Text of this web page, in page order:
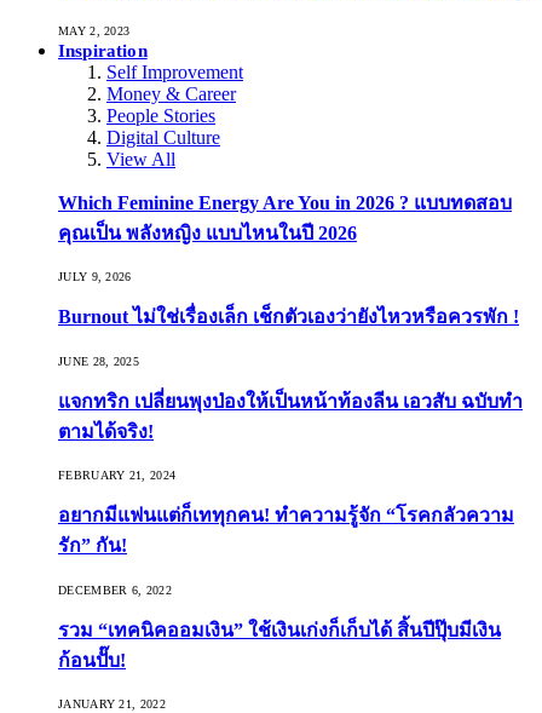
MAY 2, 2023
Inspiration
Self Improvement
Money & Career
People Stories
Digital Culture
View All
Which Feminine Energy Are You in 2026 ? แบบทดสอบ
คุณเป็น พลังหญิง แบบไหนในปี 2026
JULY 9, 2026
Burnout ไม่ใช่เรื่องเล็ก เช็กตัวเองว่ายังไหวหรือควรพัก !
JUNE 28, 2025
แจกทริก เปลี่ยนพุงป่องให้เป็นหน้าท้องลีน เอวสับ ฉบับทำ
ตามได้จริง!
FEBRUARY 21, 2024
อยากมีแฟนแต่ก็เททุกคน! ทำความรู้จัก “โรคกลัวความ
รัก” กัน!
DECEMBER 6, 2022
รวม “เทคนิคออมเงิน” ใช้เงินเก่งก็เก็บได้ สิ้นปีปุ๊บมีเงิน
ก้อนปั๊บ!
JANUARY 21, 2022